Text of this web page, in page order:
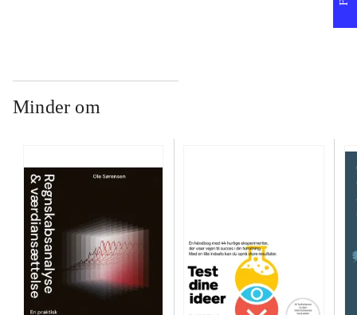
Minder om